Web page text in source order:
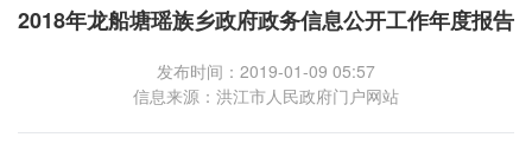
2018年龙船塘瑶族乡政府政务信息公开工作年度报告
发布时间：2019-01-09 05:57
信息来源：洪江市人民政府门户网站